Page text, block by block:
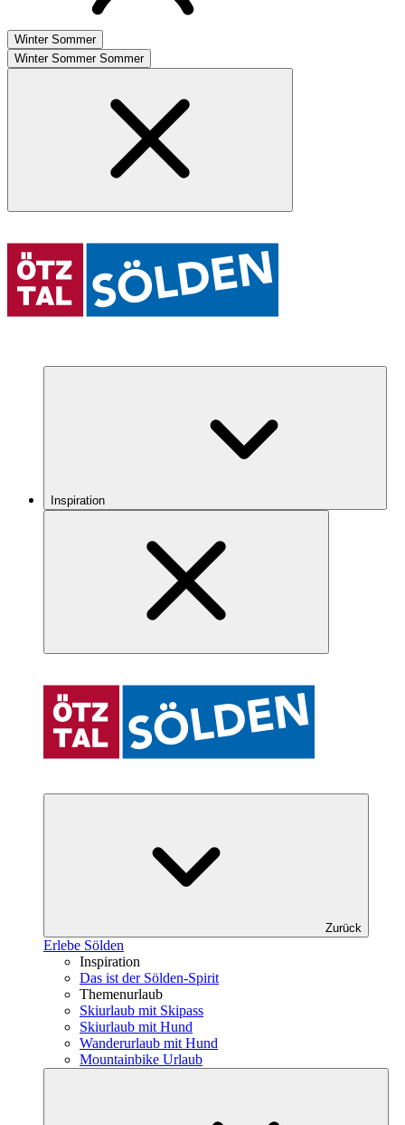
Winter Sommer
Winter Sommer Sommer
Inspiration
Zurück
Erlebe Sölden
Inspiration
Das ist der Sölden-Spirit
Themenurlaub
Skiurlaub mit Skipass
Skiurlaub mit Hund
Wanderurlaub mit Hund
Mountainbike Urlaub